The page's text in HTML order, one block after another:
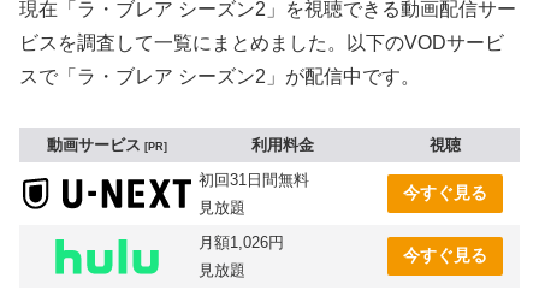
現在「ラ・ブレア シーズン2」を視聴できる動画配信サー
ビスを調査して一覧にまとめました。以下のVODサービ
スで「ラ・ブレア シーズン2」が配信中です。
動画サービス PR 利用料金
視聴
初回31日間無料
見放題
今すぐ見る
月額1,026円
見放題
今すぐ見る